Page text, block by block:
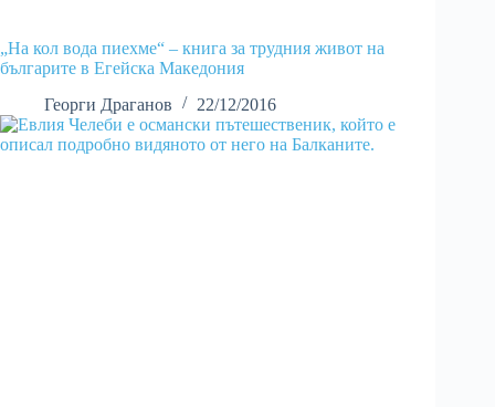
„На кол вода пиехме“ – книга за трудния живот на
българите в Егейска Македония
Георги Драганов
22/12/2016